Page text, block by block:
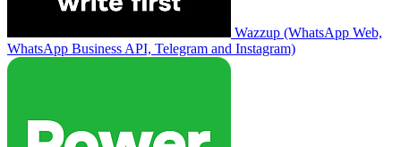
Wazzup (WhatsApp Web,
WhatsApp Business API, Telegram and Instagram)